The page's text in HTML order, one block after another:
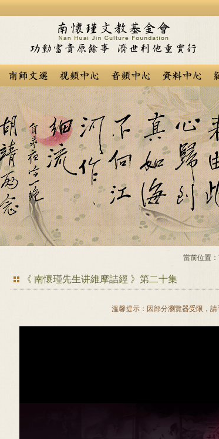
當前位置：
《 南懷瑾先生讲維摩詰經 》第二十集
溫馨提示：因部分瀏覽器受限，